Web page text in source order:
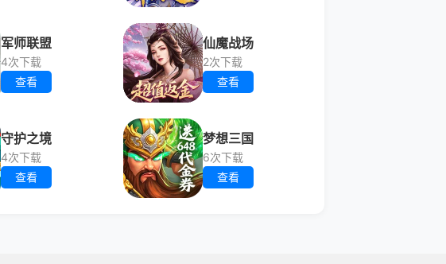
军师联盟
4次下载
查看
仙魔战场
2次下载
查看
守护之境
4次下载
查看
梦想三国
6次下载
查看